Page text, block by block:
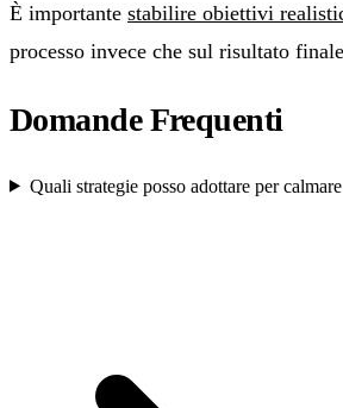
È importante stabilire obiettivi
processo invece che sul risultato
Domande Frequenti
Quali strategie posso adottare per